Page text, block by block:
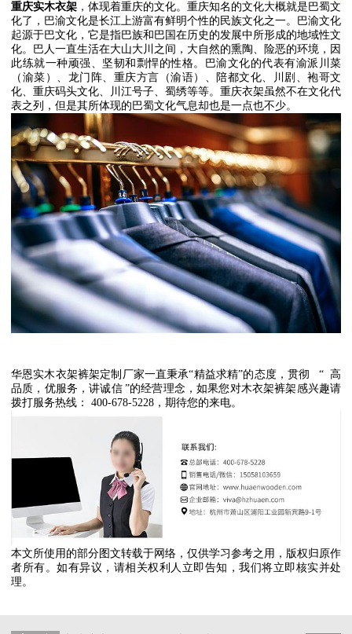
重庆实木衣架 ，体现着重庆的文化。重庆知名的文化大概就是巴蜀文
化了，巴渝文化是长江上游富有鲜明个性的民族文化之一。巴渝文化
起源于巴文化，它是指巴族和巴国在历史的发展中所形成的地域性文
化。巴人一直生活在大山大川之间，大自然的熏陶、险恶的环境，因
此练就一种顽强、坚韧和剽悍的性格。巴渝文化的代表有渝派川菜
（渝菜）、龙门阵、重庆方言（渝语）、陪都文化、川剧、袍哥文
化、重庆码头文化、川江号子、蜀绣等等。重庆衣架虽然不在文化代
表之列，但是其所体现的巴蜀文化气息却也是一点也不少。
华恩实木衣架裤架定制厂家一直秉承“精益求精”的态度，贯彻 “ 高
品质，优服务，讲诚信 ”的经营理念，如果您对木衣架裤架感兴趣请
拨打服务热线：
400-678-5228 ，期待您的来电。
本文所使用的部分图文转载于网络，仅供学习参考之用，版权归原作
者所有。如有异议，请相关权利人立即告知，我们将立即核实并处
理。